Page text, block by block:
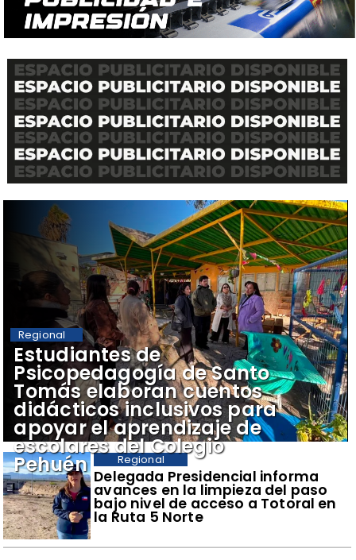
​Delegada Presidencial informa
avances en la limpieza del paso
bajo nivel de acceso a Totoral en
la Ruta 5 Norte
Regional
​Estudiantes de
Psicopedagogía de Santo
Tomás elaboran cuentos
didácticos inclusivos para
apoyar el aprendizaje de
escolares del Colegio
Pehuén
Regional